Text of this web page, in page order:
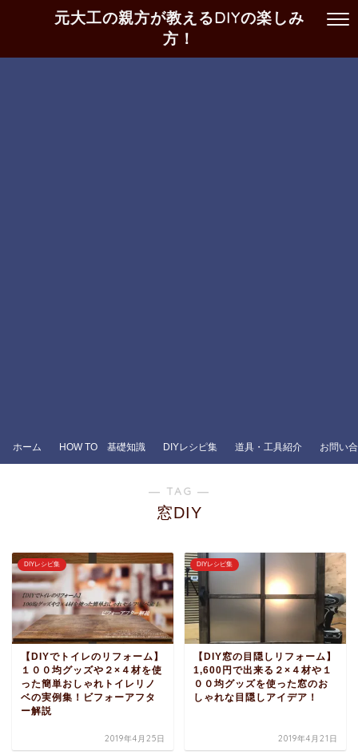
元大工の親方が教えるDIYの楽しみ
方！
ホーム HOW TO 基礎知識 DIYレシピ集 道具・工具紹介 お問い
― TAG ―
窓DIY
DIYレシピ集
【DIYでトイレのリフォーム】
１００均グッズや２×４材を使
った簡単おしゃれトイレリノ
ベの実例集！ビフォーアフタ
ー解説
2019年4月25日
DIYレシピ集
【DIY窓の目隠しリフォーム】
1,600円で出来る２×４材や１
００均グッズを使った窓のお
しゃれな目隠しアイデア！
2019年4月21日